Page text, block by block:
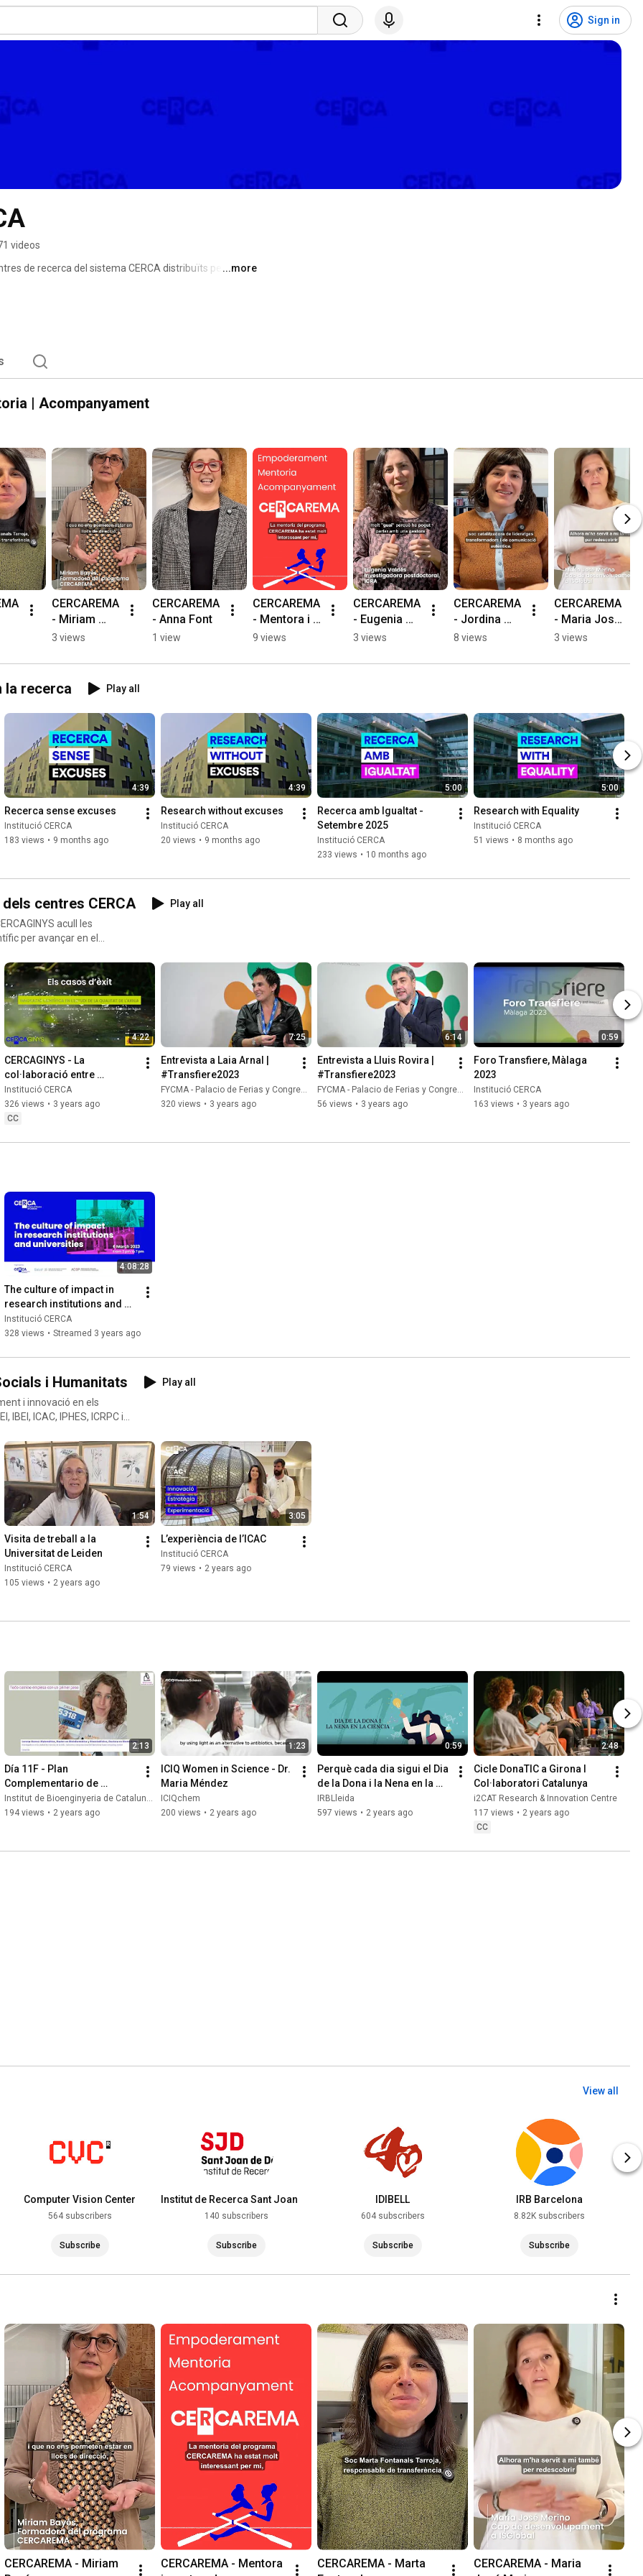
Sign in
videos
de recerca del sistema CERCA distribuïts per tot el
de recerca català i treballar per llur projecció
...more
| Acompanyament
CERCAREMA
- Miriam
Bayés
3 views
CERCAREMA
- Anna Font
1 view
CERCAREMA
- Mentora i
mentorada
9 views
CERCAREMA
- Eugenia
Valdés
3 views
CERCAREMA
- Jordina
Arnau
8 views
CERCAREMA
- Maria José
Merino
3 views
la recerca Play all
4:39
Recerca sense excuses
Institució CERCA
183 views • 9 months ago
4:39
Research without excuses
Institució CERCA
20 views • 9 months ago
5:00
Recerca amb Igualtat -
Setembre 2025
Institució CERCA
233 views • 10 months ago
5:00
Research with Equality
Institució CERCA
51 views • 8 months ago
centres CERCA
Play all
què et podem oferir
need a particular
4:22
CERCAGINYS - La
col·laboració entre
l'Agència Catalana de
l'Aigua i l'ICRA.
Institució CERCA
326 views • 3 years ago
CC
7:25
Entrevista a Laia Arnal |
#Transfiere2023
FYCMA - Palacio de Ferias y Congresos de Málaga
320 views • 3 years ago
6:14
Entrevista a Lluis Rovira |
#Transfiere2023
FYCMA - Palacio de Ferias y Congresos de Málaga
56 views • 3 years ago
0:59
Foro Transfiere, Màlaga
2023
Institució CERCA
163 views • 3 years ago
4:08:28
The culture of impact in
research institutions and
universities
Institució CERCA
328 views • Streamed 3 years ago
i Humanitats
Play all
i innovació en els
ICAC, IPHES, ICRPC i
per dur a terme
i la
què proposen des de
and humanities centres
University, collaborates
the best International
1:54
Visita de treball a la
Universitat de Leiden
Institució CERCA
105 views • 2 years ago
3:05
L’experiència de l’ICAC
Institució CERCA
79 views • 2 years ago
2:13
Día 11F - Plan
Complementario de
Biotecnología Aplicada a la
Salud
Institut de Bioenginyeria de Catalunya
194 views • 2 years ago
1:23
ICIQ Women in Science - Dr.
Maria Méndez
ICIQchem
200 views • 2 years ago
0:59
Perquè cada dia sigui el Dia
de la Dona i la Nena en la
Ciència
IRBLleida
597 views • 2 years ago
2:48
Cicle DonaTIC a Girona I
Col·laboratori Catalunya
i2CAT Research & Innovation Centre
117 views • 2 years ago
CC
View all
Computer Vision Center
564 subscribers
Subscribe
Institut de Recerca Sant Joan
140 subscribers
Subscribe
IDIBELL
604 subscribers
Subscribe
IRB Barcelona
8.82K subscribers
Subscribe
CERCAREMA - Miriam
CERCAREMA - Mentora
CERCAREMA - Marta
CERCAREMA - Maria